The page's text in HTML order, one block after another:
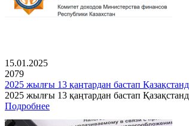
15.01.2025
2079
2025 жылғы 13 қаңтардан бастап
2025 жылғы 13 қаңтардан бастап
Подробнее